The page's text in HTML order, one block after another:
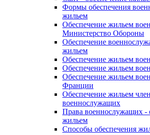
Формы обеспечения
жильем
Обеспечение жильем
Министерство Обороны
Обеспечение
жильем
Обеспечение жильем
Обеспечение жильем
Обеспечение жильем
Франции
Обеспечение жильем
военнослужащих
Права военнослужащих -
жильем
Способы обеспечения